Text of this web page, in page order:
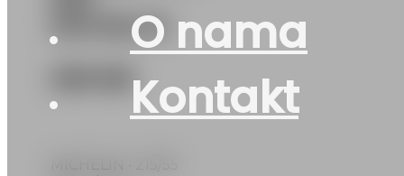
O nama
Kontakt
MICHELIN
KM